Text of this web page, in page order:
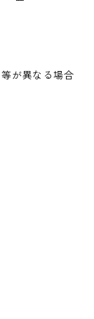
が異なる場合